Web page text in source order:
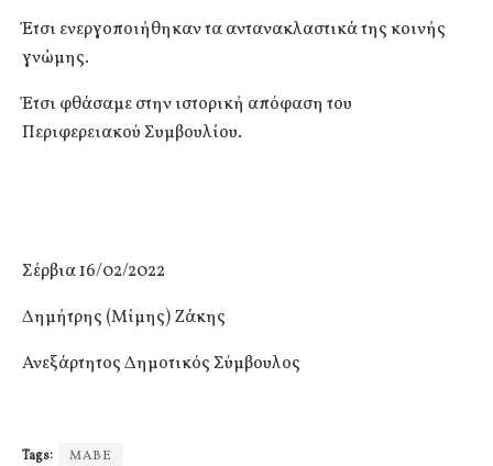
Έτσι ενεργοποιήθηκαν τα αντανακλαστικά της κοινής
γνώμης.
Έτσι φθάσαμε στην ιστορική απόφαση του
Περιφερειακού Συμβουλίου.
Σέρβια 16/02/2022
Δημήτρης (Μίμης) Ζάκης
Ανεξάρτητος Δημοτικός Σύμβουλος
Tags: ΜΑΒΕ